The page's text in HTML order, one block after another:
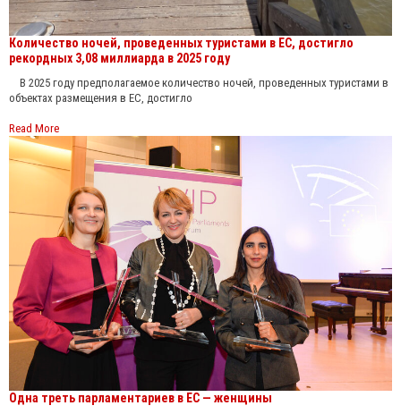
Количество ночей, проведенных туристами в ЕС, достигло
рекордных 3,08 миллиарда в 2025 году
В 2025 году предполагаемое количество ночей, проведенных туристами в
объектах размещения в ЕС, достигло
Read More
Одна треть парламентариев в ЕС — женщины